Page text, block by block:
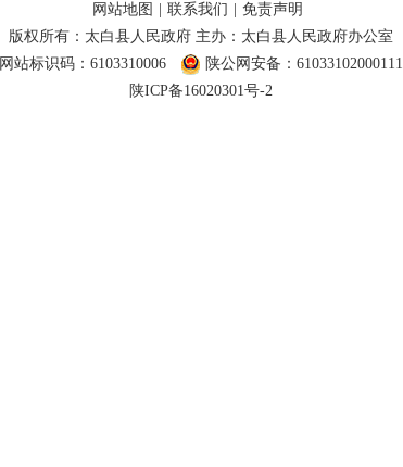
网站地图 联系我们
免责声明
版权所有：太白县人民政府 主办：太白县人民政府办公室
网站标识码：6103310006
陕公网安备：61033102000111
陕ICP备16020301号-2